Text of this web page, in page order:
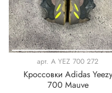
арт. A YEZ 700 272
Кроссовки Adidas Yeezy
700 Mauve